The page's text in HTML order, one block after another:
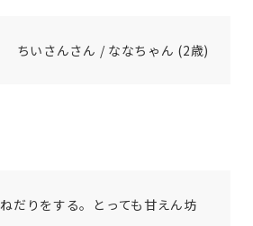
ちいさんさん / ななちゃん (2歳)
だりをする。とっても甘えん坊